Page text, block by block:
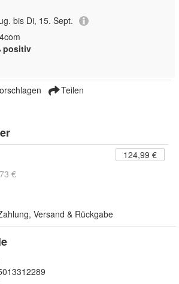
bis Di, 15. Sept.
positiv
Teilen
124,99 €
€
Versand & Rückgabe